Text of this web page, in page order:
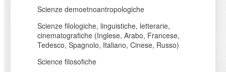
Scienze demoetnoantropologiche
Scienze filologiche, linguistiche, letterarie,
cinematografiche (Inglese, Arabo, Francese,
Tedesco, Spagnolo, Italiano, Cinese, Russo)
Science filosofiche